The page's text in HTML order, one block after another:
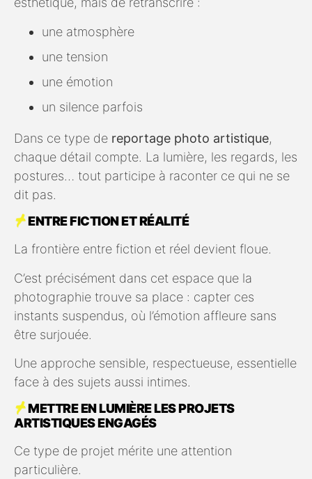
une atmosphère
une tension
une émotion
un silence parfois
Dans ce type de reportage photo artistique,
chaque détail compte. La lumière, les regards, les
postures… tout participe à raconter ce qui ne se
dit pas.
ENTRE FICTION ET RÉALITÉ
La frontière entre fiction et réel devient floue.
C’est précisément dans cet espace que la
photographie trouve sa place : capter ces
instants suspendus, où l’émotion affleure sans
être surjouée.
Une approche sensible, respectueuse, essentielle
face à des sujets aussi intimes.
METTRE EN LUMIÈRE LES PROJETS
ARTISTIQUES ENGAGÉS
Ce type de projet mérite une attention
particulière.